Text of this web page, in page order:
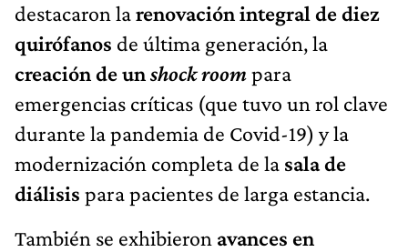
destacaron larenovación integral de diez
quirófanos de última generación, la
creación de unshock roompara
emergencias críticas (que tuvo un rol clave
durante la pandemia de Covid-19) y la
modernización completa de la sala de
diálisis para pacientes de larga estancia.
También se exhibieron avances en